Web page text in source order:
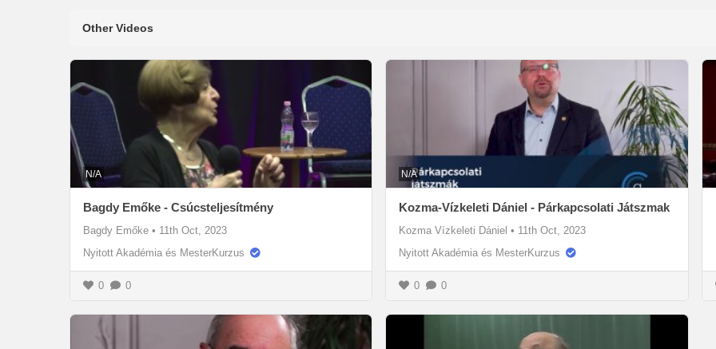
Other Videos
N/A
Bagdy Emőke - Csúcsteljesítmény
Bagdy Emőke • 11th Oct, 2023
Nyitott Akadémia és MesterKurzus
0 0
N/A
Kozma-Vízkeleti Dániel - Párkapcsolati Játszmak
Kozma Vízkeleti Dániel • 11th Oct, 2023
Nyitott Akadémia és MesterKurzus
0 0